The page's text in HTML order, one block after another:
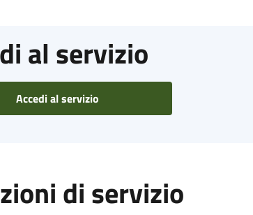
al servizio
Accedi al servizio
di servizio